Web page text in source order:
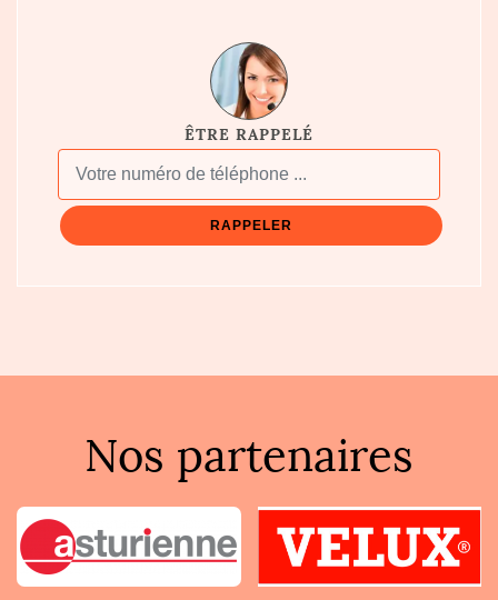
ÊTRE RAPPELÉ
Nos partenaires